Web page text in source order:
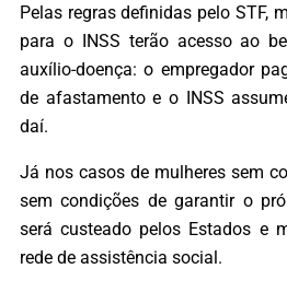
Pelas regras definidas pelo STF,
para o INSS terão acesso ao
auxílio-doença: o empregador
de afastamento e o INSS
daí.
Já nos casos de mulheres sem
sem condições de garantir o
será custeado pelos Estados e
rede de assistência social.